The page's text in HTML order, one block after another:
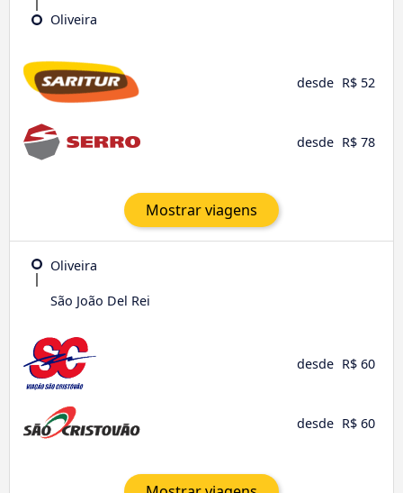
Oliveira
desde R$ 52
desde R$ 78
Mostrar viagens
Oliveira
São João Del Rei
desde R$ 60
desde R$ 60